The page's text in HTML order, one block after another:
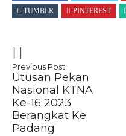
TUMBLR
PINTEREST
Previous Post
Utusan Pekan
Nasional KTNA
Ke-16 2023
Berangkat Ke
Padang